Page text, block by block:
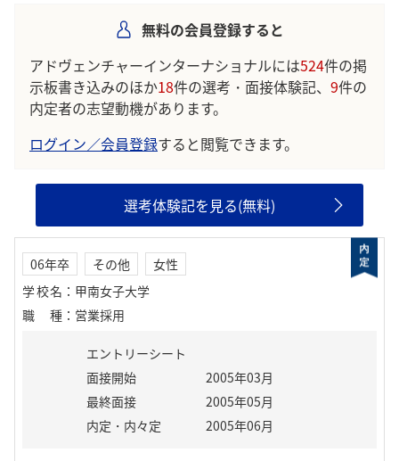
無料の会員登録すると
アドヴェンチャーインターナショナルには524件の掲
示板書き込みのほか18件の選考・面接体験記、 9件の
内定者の志望動機があります。
ログイン／会員登録すると閲覧できます。
選考体験記を見る(無料)
06年卒 その他
女性
学校名 ： 甲南女子大学
職種 ： 営業採用
エントリーシート
面接開始
2005年03月
最終面接
2005年05月
内定・内々定
2005年06月